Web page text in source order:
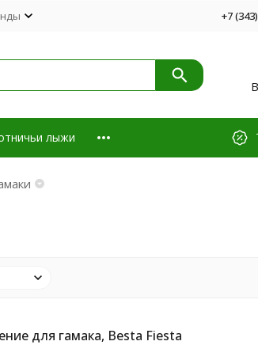
+7
лыжи
для гамака, Besta Fiesta